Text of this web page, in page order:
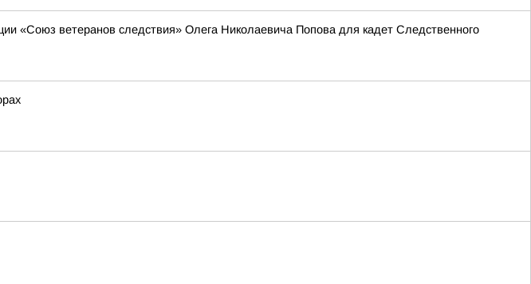
«Союз ветеранов следствия» Олега Николаевича Попова для кадет Следственного